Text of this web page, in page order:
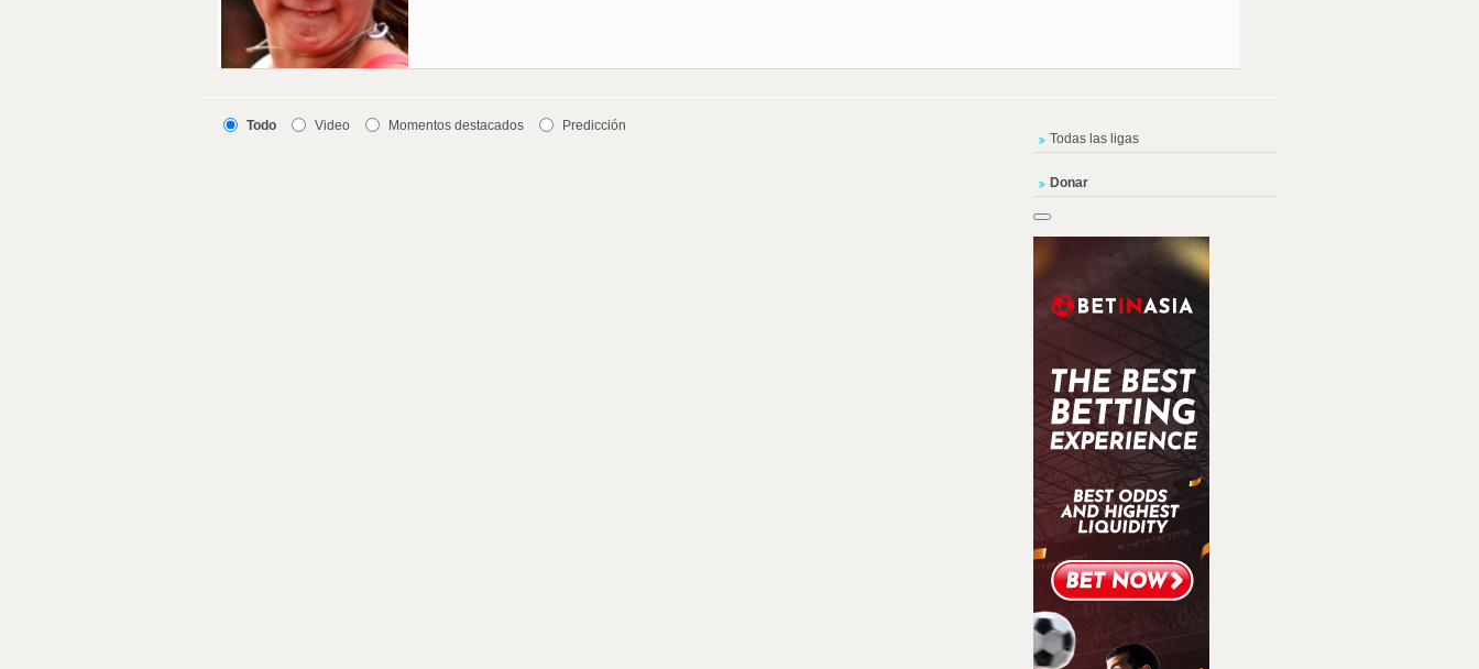
Todo Video Momentos destacados Predicción
Todas las ligas
Donar